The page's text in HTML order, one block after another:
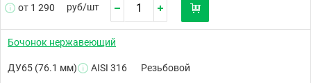
от 1 290 руб/шт
Бочонок нержавеющий
ДУ65 (76.1 мм) AISI 316 Резьбовой